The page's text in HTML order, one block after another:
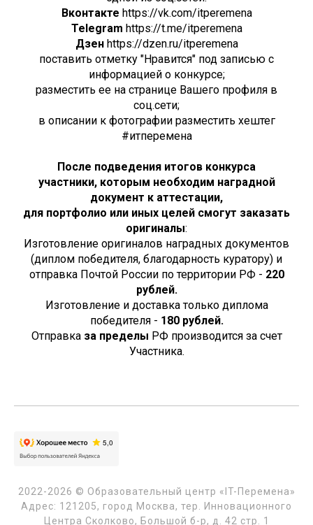
Вконтакте https://vk.com/itperemena
Telegram https://t.me/itperemena
Дзенhttps://dzen.ru/itperemena
поставить отметку "Нравится" под записью с
информацией о конкурсе;
разместить ее на странице Вашего профиля в
соц.сети;
в описании к фотографии разместить хештег
#итперемена
После подведения итогов конкурса
участники, которым необходим наградной
документ к аттестации,
для портфолио или иных целей смогут заказать
оригиналы:
Изготовление оригиналов наградных документов
(диплом победителя, благодарность куратору) и
отправка Почтой России по территории РФ - 220
рублей.
Изготовление и доставка только диплома
победителя - 180 рублей.
Отправка за пределы РФ производится за счет
Участника.
2022-2026 © Образовательный центр «IT-Перемена»
Адрес: 121205, город Москва, тер. Инновационного
Центра Сколково, Большой б-р, д. 42 стр. 1